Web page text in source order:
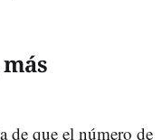
de que el número de